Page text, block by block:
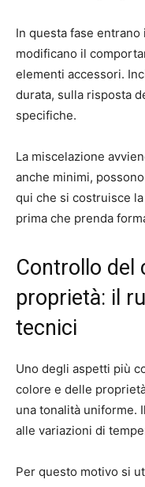
In questa fase
modificano il
elementi accessori.
durata, sulla risposta
specifiche.
La miscelazione
anche minimi,
qui che si costruisce
prima che prenda
Controllo del
proprietà: il
tecnici
Uno degli aspetti più
colore e delle
una tonalità uniforme.
alle variazioni di
Per questo motivo si